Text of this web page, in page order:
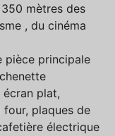
mètres des
, du cinéma
pièce principale
plat,
plaques de
électrique